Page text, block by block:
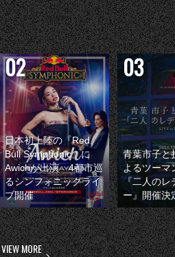
日本初上陸の『Red
Bull Symphonic』に
Awichが出演 4都市巡
るシンフォニックライ
ブ開催
青葉市子と
よるツーマ
『二人のレ
ー』開催決
VIEW MORE